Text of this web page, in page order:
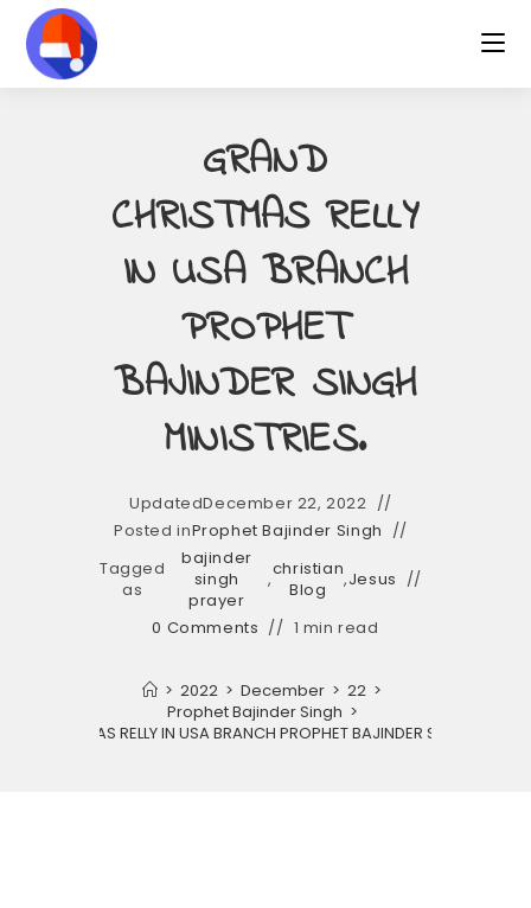
content
GRAND
CHRISTMAS RELLY
IN USA BRANCH
PROPHET
BAJINDER SINGH
MINISTRIES.
UpdatedDecember 22, 2022
Posted inProphet Bajinder Singh
Tagged
as
bajinder
singh
prayer
,christian
Blog
,Jesus
0 Comments 1 min read
> 2022 > December > 22 >
Prophet Bajinder Singh >
CHRISTMAS RELLY IN USA BRANCH PROPHET BAJINDER SINGH